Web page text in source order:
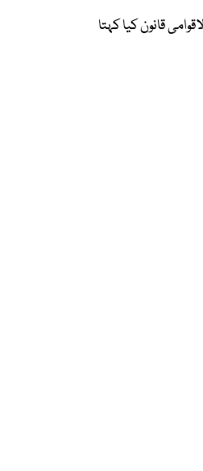
قانون کیا کہتا